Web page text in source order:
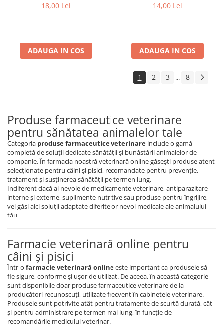
18,00 Lei
ADAUGA IN COS
cm
14,00 Lei
ADAUGA IN COS
1 2 3 ... 8
Produse farmaceutice veterinare
pentru sănătatea animalelor tale
Categoria produse farmaceutice veterinare include o gamă
completă de soluții dedicate sănătății și bunăstării animalelor de
companie. În farmacia noastră veterinară online găsești produse atent
selecționate pentru câini și pisici, recomandate pentru prevenție,
tratament și susținerea sănătății pe termen lung.
Indiferent dacă ai nevoie de medicamente veterinare, antiparazitare
interne și externe, suplimente nutritive sau produse pentru îngrijire,
vei găsi aici soluții adaptate diferitelor nevoi medicale ale animalului
tău.
Farmacie veterinară online pentru
câini și pisici
Într-o farmacie veterinară onlineeste important ca produsele să
fie sigure, conforme și ușor de utilizat. De aceea, în această categorie
sunt disponibile doar produse farmaceutice veterinare de la
producători recunoscuți, utilizate frecvent în cabinetele veterinare.
Produsele sunt potrivite atât pentru tratamente de scurtă durată, cât
și pentru administrare pe termen mai lung, în funcție de
recomandările medicului veterinar.